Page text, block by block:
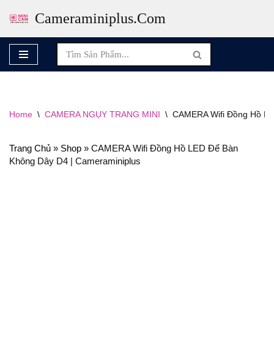
To
Content
Cameraminiplus.com
Home \ CAMERA NGỤY TRANG MINI \ CAMERA Wifi Đồng Hồ
Trang Chủ » Shop » CAMERA Wifi Đồng Hồ LED Để Bàn
Không Dây D4 | Cameraminiplus